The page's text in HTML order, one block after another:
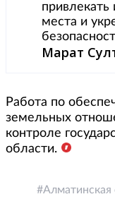
привлекать
места и
Марат
Работа по
земельных
контроле
области.
Алматинская